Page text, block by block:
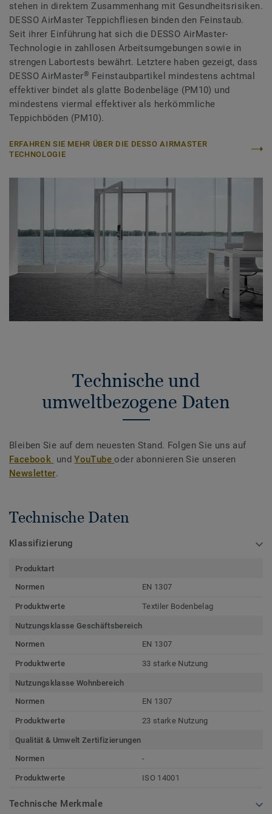
stehen in direktem Zusammenhang mit Gesundheitsrisiken.
DESSO AirMaster Teppichfliesen binden den Feinstaub.
Seit ihrer Einführung hat sich die DESSO AirMaster-
Technologie in zahllosen Arbeitsumgebungen sowie in
strengen Labortests bewährt. Letztere haben gezeigt, dass
DESSO AirMaster® Feinstaubpartikel mindestens achtmal
effektiver bindet als glatte Bodenbeläge (PM10) und
mindestens viermal effektiver als herkömmliche
Teppichböden (PM10).
ERFAHREN SIE MEHR ÜBER DIE DESSO AIRMASTER
TECHNOLOGIE
Technische und
umweltbezogene Daten
Bleiben Sie auf dem neuesten Stand. Folgen Sie uns auf
Facebook undYouTubeoder abonnieren Sie unseren
Newsletter.
Technische Daten
Klassifizierung
Produktart
Normen
EN 1307
Produktwerte Textiler Bodenbelag
Nutzungsklasse Geschäftsbereich
Normen
EN 1307
Produktwerte 33 starke Nutzung
Nutzungsklasse Wohnbereich
Normen
EN 1307
Produktwerte 23 starke Nutzung
Qualität & Umwelt Zertifizierungen
Normen
-
Produktwerte ISO 14001
Technische Merkmale